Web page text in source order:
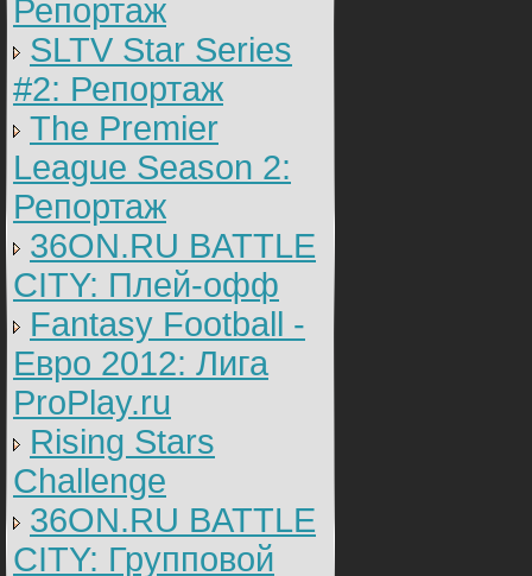
Репортаж
SLTV Star Series
#2: Репортаж
The Premier
League Season 2:
Репортаж
36ON.RU BATTLE
CITY: Плей-офф
Fantasy Football -
Евро 2012: Лига
ProPlay.ru
Rising Stars
Challenge
36ON.RU BATTLE
CITY: Групповой